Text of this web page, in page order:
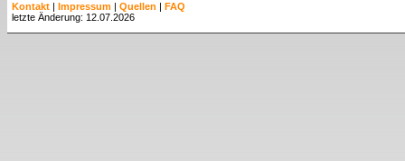
Kontakt | Impressum | Quellen | FAQ
letzte Änderung: 12.07.2026